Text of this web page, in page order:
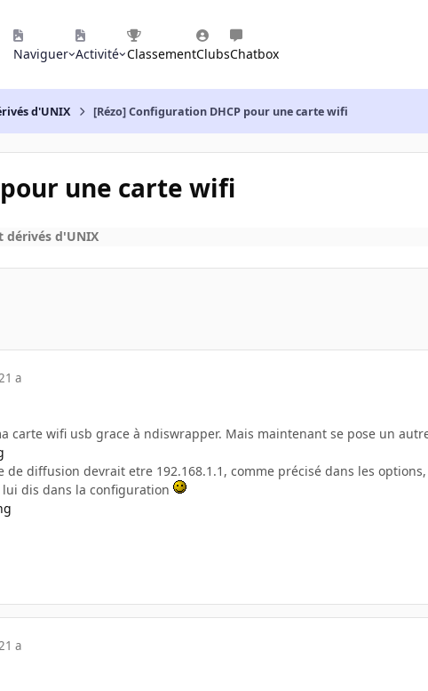
Naviguer Activité ClassementClubsChatbox
d'UNIX [Rézo] Configuration DHCP pour une carte wifi
une carte wifi
dérivés d'UNIX
a
carte wifi usb grace à ndiswrapper. Mais maintenant se pose un
de diffusion devrait etre 192.168.1.1, comme précisé dans les
dis dans la configuration
a